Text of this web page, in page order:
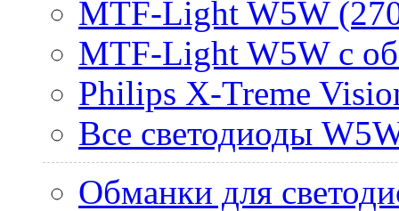
MTF-Light W5W
MTF-Light W5W с
Philips X-Treme
Все светодиоды
Обманки для